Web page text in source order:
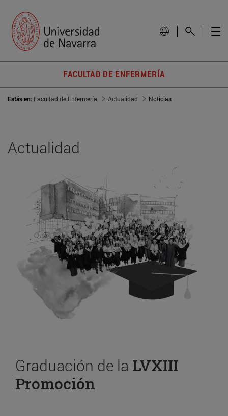
FACULTAD DE ENFERMERÍA
Estás en: Facultad de Enfermería Actualidad Noticias
Actualidad
Graduación de la LVXIII
Promoción